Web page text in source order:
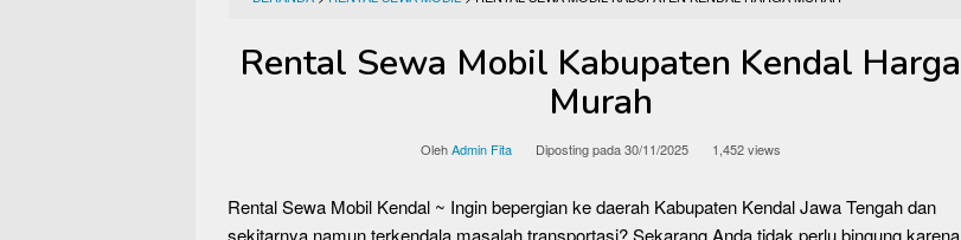
Rental Sewa Mobil Kabupaten Kendal Harga
Murah
OlehAdmin Fita Diposting pada30/11/2025 1,452 views
Rental Sewa Mobil Kendal ~ Ingin bepergian ke daerah Kabupaten Kendal Jawa Tengah dan
sekitarnya namun terkendala masalah transportasi? Sekarang Anda tidak perlu bingung karena